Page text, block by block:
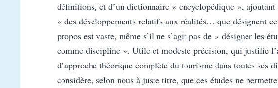
définitions, et d’un dictionnaire « encyclopédique », ajoutant
« des développements relatifs aux réalités… que désignent
propos est vaste, même s’il ne s’agit pas de » désigner les
comme discipline ». Utile et modeste précision, qui justifie
d’approche théorique complète du tourisme dans toutes ses
considère, selon nous à juste titre, que ces études ne